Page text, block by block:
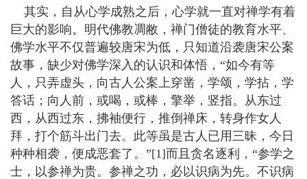
其实，自从心学成熟之后，心学就一直对禅学有着
巨大的影响。明代佛教凋敝，禅门僧徒的教育水平、
佛学水平不仅普遍较唐宋为低，只知道沿袭唐宋公案
故事，缺少对佛学深入的认识和体悟，“如今有等
人，只弄虚头，向古人公案上穿凿，学颂，学拈，学
答话；向人前，或喝，或棒，擎举，竖指。从东过
西，从西过东，拂袖便行，推倒禅床，转身作女人
拜，打个筋斗出门去。此等虽是古人已用三昧，今日
种种相袭，便成恶套了。”[1]而且贪名逐利，“参学之
士，以参禅为贵。参禅之功，必以识病为先。不识病